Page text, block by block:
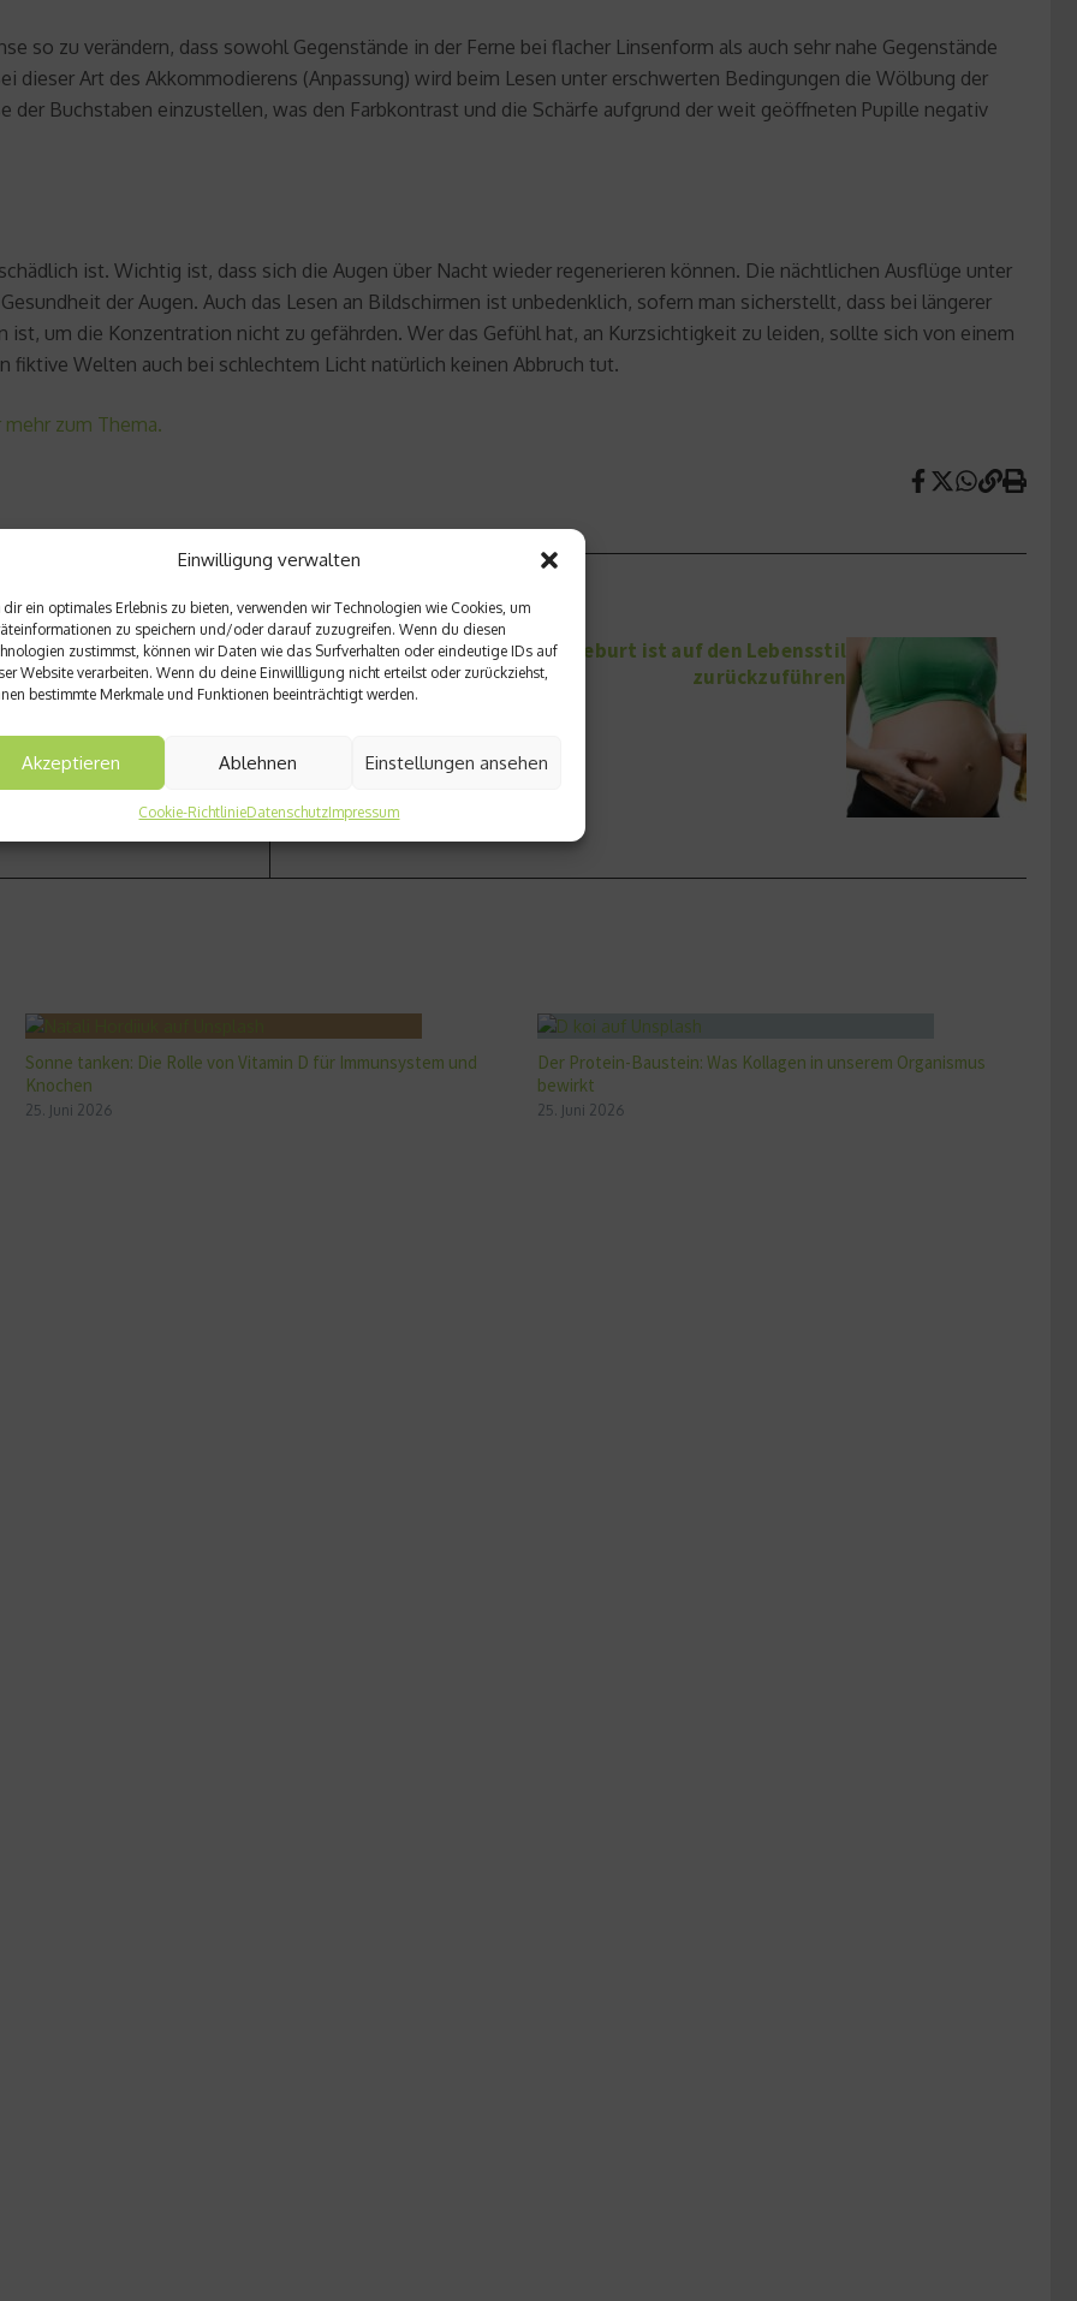
Einwilligung verwalten
dir ein optimales Erlebnis zu bieten, verwenden wir Technologien wie Cookies, um
zu speichern und/oder darauf zuzugreifen. Wenn du diesen
zustimmst, können wir Daten wie das Surfverhalten oder eindeutige IDs auf
Website verarbeiten. Wenn du deine Einwillligung nicht erteilst oder zurückziehst,
bestimmte Merkmale und Funktionen beeinträchtigt werden.
Akzeptieren Ablehnen Einstellungen ansehen
Cookie-RichtlinieDatenschutzImpressum
so zu verändern, dass sowohl Gegenstände in der Ferne bei flacher Linsenform als auch sehr nahe Gegenstände
dieser Art des Akkommodierens (Anpassung) wird beim Lesen unter erschwerten Bedingungen die Wölbung der
der Buchstaben einzustellen, was den Farbkontrast und die Schärfe aufgrund der weit geöffneten Pupille negativ
ist. Wichtig ist, dass sich die Augen über Nacht wieder regenerieren können. Die nächtlichen Ausflüge unter
der Augen. Auch das Lesen an Bildschirmen ist unbedenklich, sofern man sicherstellt, dass bei längerer
ist, um die Konzentration nicht zu gefährden. Wer das Gefühl hat, an Kurzsichtigkeit zu leiden, sollte sich von einem
fiktive Welten auch bei schlechtem Licht natürlich keinen Abbruch tut.
mehr zum Thema.
Nächster Beitrag
Jede vierte Fehlgeburt ist auf den Lebensstil
zurückzuführen
Sonne tanken: Die Rolle von Vitamin D für Immunsystem und
Knochen
25. Juni 2026
Der Protein-Baustein: Was Kollagen in unserem Organismus
bewirkt
25. Juni 2026